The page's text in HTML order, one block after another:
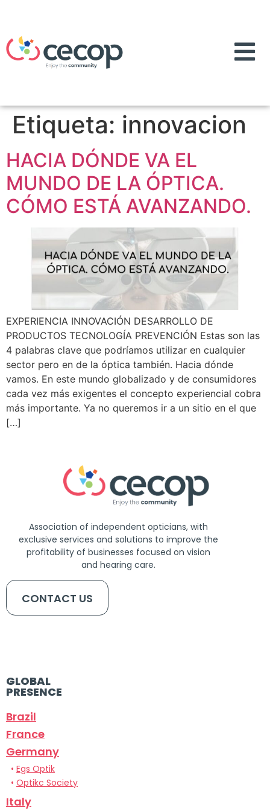
Etiqueta: innovacion
HACIA DÓNDE VA EL
MUNDO DE LA ÓPTICA.
CÓMO ESTÁ AVANZANDO.
EXPERIENCIA INNOVACIÓN DESARROLLO DE
PRODUCTOS TECNOLOGÍA PREVENCIÓN Estas son las
4 palabras clave que podríamos utilizar en cualquier
sector pero en de la óptica también. Hacia dónde
vamos. En este mundo globalizado y de consumidores
cada vez más exigentes el concepto experiencial cobra
más importante. Ya no queremos ir a un sitio en el que
[…]
Association of independent opticians, with
exclusive services and solutions to improve the
profitability of businesses focused on vision
and hearing care.
CONTACT US
GLOBAL
PRESENCE
Brazil
France
Germany
• Egs Optik
• Optikc Society
Italy